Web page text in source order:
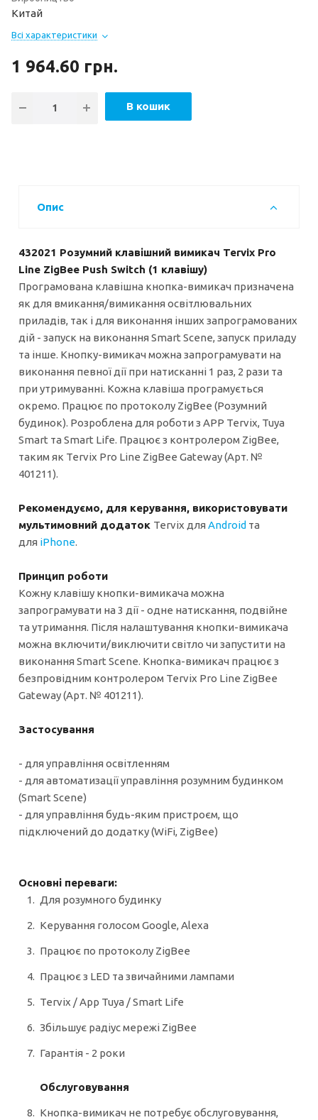
Китай
Всі характеристики
1 964.60 грн.
В кошик
Опис
432021 Розумний клавішний вимикач Tervix Pro
Line ZigBee Push Switch (1 клавішу)
Програмована клавішна кнопка-вимикач призначена
як для вмикання/вимикання освітлювальних
приладів, так і для виконання інших запрограмованих
дій - запуск на виконання Smart Scene, запуск приладу
та інше. Кнопку-вимикач можна запрограмувати на
виконання певної дії при натисканні 1 раз, 2 рази та
при утримуванні. Кожна клавіша програмується
окремо. Працює по протоколу ZigBee (Розумний
будинок). Розроблена для роботи з APP Tervix, Tuya
Smart та Smart Life. Працює з контролером ZigBee,
таким як Tervix Pro Line ZigBee Gateway (Арт. №
401211).
Рекомендуємо, для керування, використовувати
мультимовний додаток Tervix для Android та
для iPhone.
Принцип роботи
Кожну клавішу кнопки-вимикача можна
запрограмувати на 3 дії - одне натискання, подвійне
та утримання. Після налаштування кнопки-вимикача
можна включити/виключити світло чи запустити на
виконання Smart Scene. Кнопка-вимикач працює з
безпровідним контролером Tervix Pro Line ZigBee
Gateway (Арт. № 401211).
Застосування
- для управління освітленням
- для автоматизації управління розумним будинком
(Smart Scene)
- для управління будь-яким пристроєм, що
підключений до додатку (WiFi, ZigBee)
Основні переваги:
Для розумного будинку
Керування голосом Google, Alexa
Працює по протоколу ZigBee
Працює з LED та звичайними лампами
Tervix / Арр Tuya / Smart Life
Збільшує радіус мережі ZigBee
Гарантія - 2 роки
Обслуговування
Кнопка-вимикач не потребує обслуговування,